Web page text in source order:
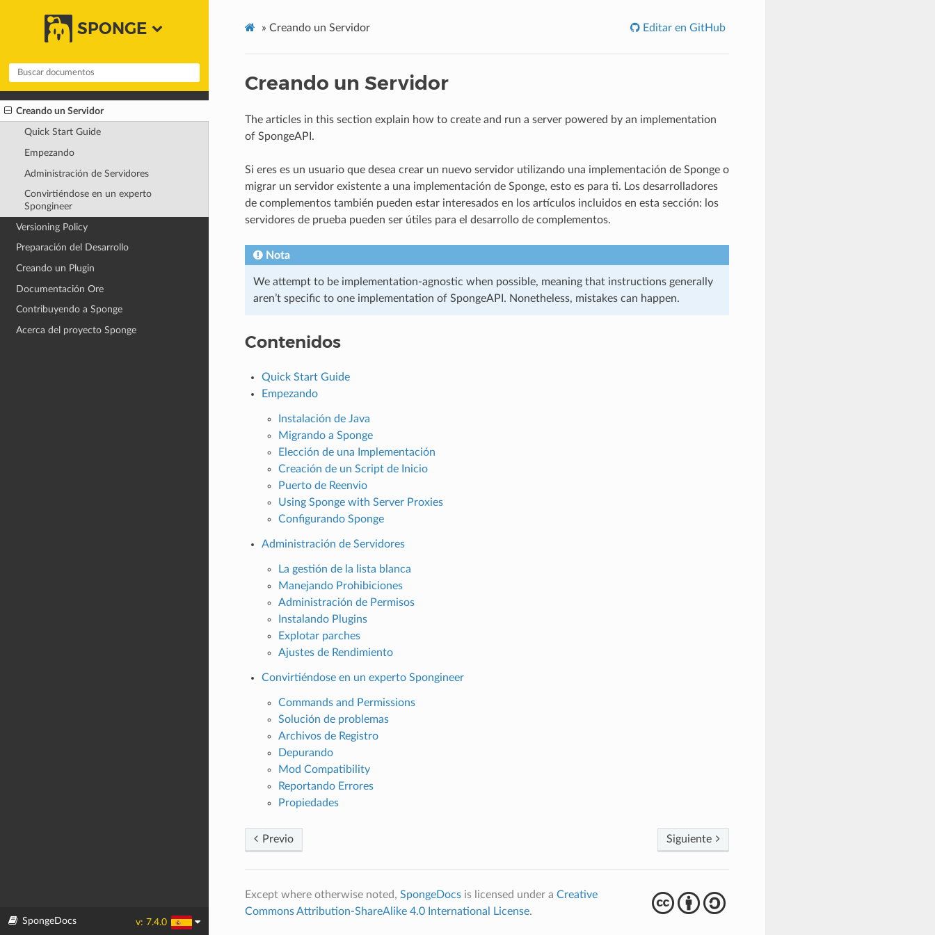
SPONGE
Creando un Servidor
Quick Start Guide
Empezando
Administración de Servidores
Convirtiéndose en un experto
Spongineer
Versioning Policy
Preparación del Desarrollo
Creando un Plugin
Documentación Ore
Contribuyendo a Sponge
Acerca del proyecto Sponge
» Creando un Servidor Editar en GitHub
Creando un Servidor
The articles in this section explain how to create and run a server powered by an implementation
of SpongeAPI.
Si eres es un usuario que desea crear un nuevo servidor utilizando una implementación de Sponge o
migrar un servidor existente a una implementación de Sponge, esto es para ti. Los desarrolladores
de complementos también pueden estar interesados ​​en los artículos incluidos en esta sección: los
servidores de prueba pueden ser útiles para el desarrollo de complementos.
Nota
We attempt to be implementation-agnostic when possible, meaning that instructions generally
aren’t specific to one implementation of SpongeAPI. Nonetheless, mistakes can happen.
Contenidos
Quick Start Guide
Empezando
Instalación de Java
Migrando a Sponge
Elección de una Implementación
Creación de un Script de Inicio
Puerto de Reenvio
Using Sponge with Server Proxies
Configurando Sponge
Administración de Servidores
La gestión de la lista blanca
Manejando Prohibiciones
Administración de Permisos
Instalando Plugins
Explotar parches
Ajustes de Rendimiento
Convirtiéndose en un experto Spongineer
Commands and Permissions
Solución de problemas
Archivos de Registro
Depurando
Mod Compatibility
Reportando Errores
Propiedades
Siguiente
Previo
Except where otherwise noted, SpongeDocsis licensed under a Creative
Commons Attribution-ShareAlike 4.0 International License. cba
SpongeDocs v: 7.4.0